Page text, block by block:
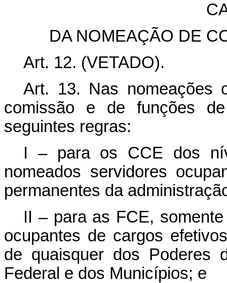
DA NOMEAÇÃO DE
Art. 12. (VETADO).
Art. 13. Nas nomeações
comissão e de funções
seguintes regras:
I – para os CCE dos
nomeados servidores
permanentes da
II – para as FCE,
ocupantes de cargos
de quaisquer dos Poderes
Federal e dos Municípios; e